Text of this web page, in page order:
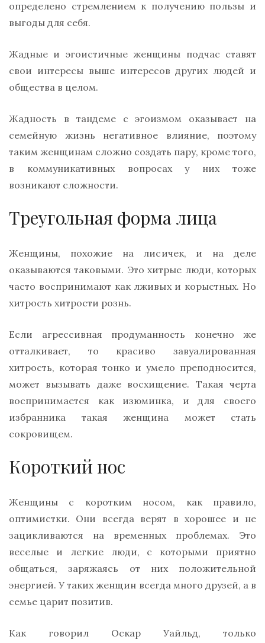
определено стремлением к получению пользы и
выгоды для себя.
Жадные и эгоистичные женщины подчас ставят
свои интересы выше интересов других людей и
общества в целом.
Жадность в тандеме с эгоизмом оказывает на
семейную жизнь негативное влияние, поэтому
таким женщинам сложно создать пару, кроме того,
в коммуникативных вопросах у них тоже
возникают сложности.
Треугольная форма лица
Женщины, похожие на лисичек, и на деле
оказываются таковыми. Это хитрые люди, которых
часто воспринимают как лживых и корыстных. Но
хитрость хитрости рознь.
Если агрессивная продуманность конечно же
отталкивает, то красиво завуалированная
хитрость, которая тонко и умело преподносится,
может вызывать даже восхищение. Такая черта
воспринимается как изюминка, и для своего
избранника такая женщина может стать
сокровищем.
Короткий нос
Женщины с коротким носом, как правило,
оптимистки. Они всегда верят в хорошее и не
зацикливаются на временных проблемах. Это
веселые и легкие люди, с которыми приятно
общаться, заряжаясь от них положительной
энергией. У таких женщин всегда много друзей, а в
семье царит позитив.
Как говорил Оскар Уайльд, только